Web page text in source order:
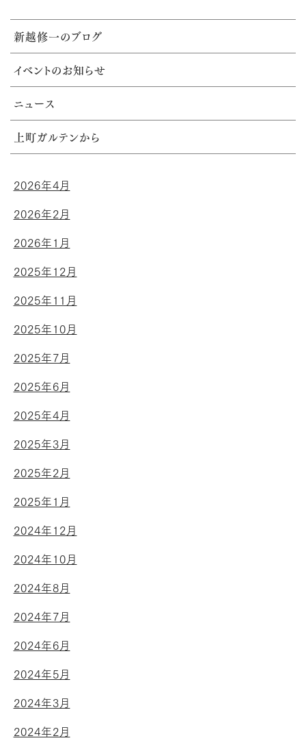
新越修一のブログ
イベントのお知らせ
ニュース
上町ガルテンから
2026年4月
2026年2月
2026年1月
2025年12月
2025年11月
2025年10月
2025年7月
2025年6月
2025年4月
2025年3月
2025年2月
2025年1月
2024年12月
2024年10月
2024年8月
2024年7月
2024年6月
2024年5月
2024年3月
2024年2月